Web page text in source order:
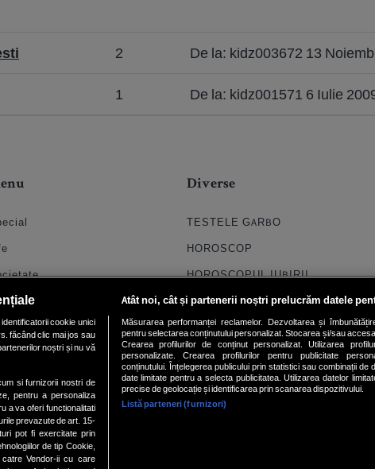
2 De la: kidz003672 13
1 De la: kidz001571 6 Iulie
Diverse
TESTELE GARBO
HOROSCOP
HOROSCOPUL IUBIRII
FORUMURI
TRATAMENTE NATURISTE
DICTIONARE NUME
cookie unici
făcând clic mai jos sau
noștri și nu vă
si furnizorii nostri de
pentru a personaliza
a va oferi functionalitati
prevazute de art. 15-
pot fi exercitate prin
de tip Cookie,
Vendor-ii cu care
Atât noi, cât și partenerii noștri prelucrăm datele
Măsurarea performanței reclamelor. Dezvoltarea și
pentru selectarea conținutului personalizat. Stocarea și/sau
Crearea profilurilor de conținut personalizat. Utilizarea
personalizate. Crearea profilurilor pentru publicitate
conținutului. Înțelegerea publicului prin statistici sau combinații de
date limitate pentru a selecta publicitatea. Utilizarea datelor
precise de geolocație și identificarea prin scanarea dispozitivului.
Listă parteneri (furnizori)